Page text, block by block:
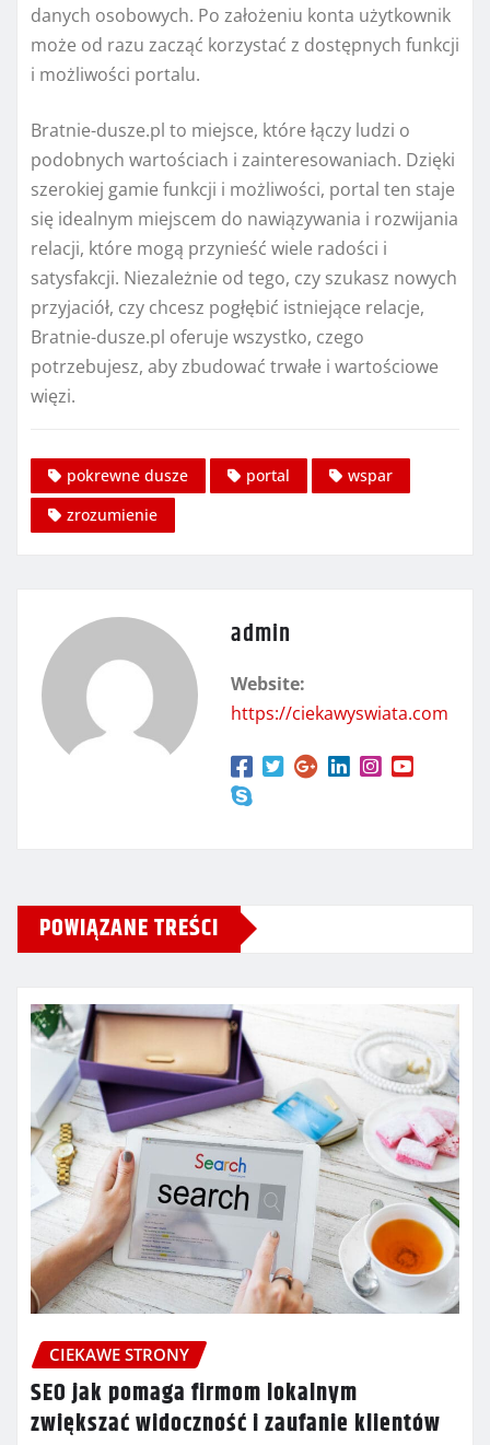
danych osobowych. Po założeniu konta użytkownik
może od razu zacząć korzystać z dostępnych funkcji
i możliwości portalu.
Bratnie-dusze.pl to miejsce, które łączy ludzi o
podobnych wartościach i zainteresowaniach. Dzięki
szerokiej gamie funkcji i możliwości, portal ten staje
się idealnym miejscem do nawiązywania i rozwijania
relacji, które mogą przynieść wiele radości i
satysfakcji. Niezależnie od tego, czy szukasz nowych
przyjaciół, czy chcesz pogłębić istniejące relacje,
Bratnie-dusze.pl oferuje wszystko, czego
potrzebujesz, aby zbudować trwałe i wartościowe
więzi.
pokrewne dusze portal
wspar
zrozumienie
admin
Website:
https://ciekawyswiata.com
POWIĄZANE TREŚCI
CIEKAWE STRONY
SEO jak pomaga firmom lokalnym
zwiększać widoczność i zaufanie klientów